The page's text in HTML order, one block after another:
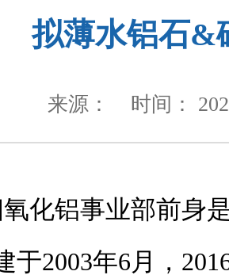
拟薄水铝石&
来源： 时间：
化铝事业部前身
于2003年6月，